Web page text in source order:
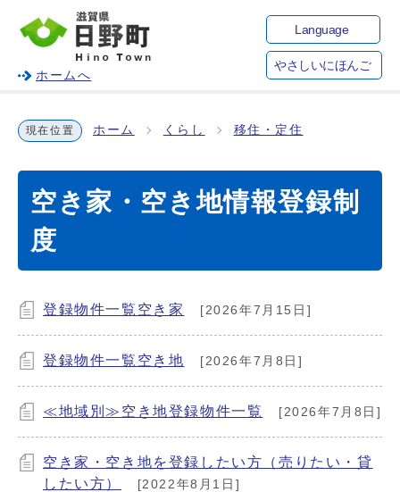
ホームへ
Language
やさしいにほんご
現在位置 ホーム くらし 移住・定住
空き家・空き地情報登録制
度
登録物件一覧空き家 [2026年7月15日]
登録物件一覧空き地 [2026年7月8日]
≪地域別≫空き地登録物件一覧 [2026年7月8日]
空き家・空き地を登録したい方（売りたい・貸
したい方）
[2022年8月1日]